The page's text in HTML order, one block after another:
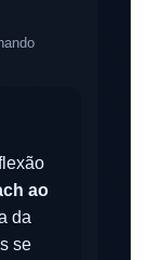
ao
da
se